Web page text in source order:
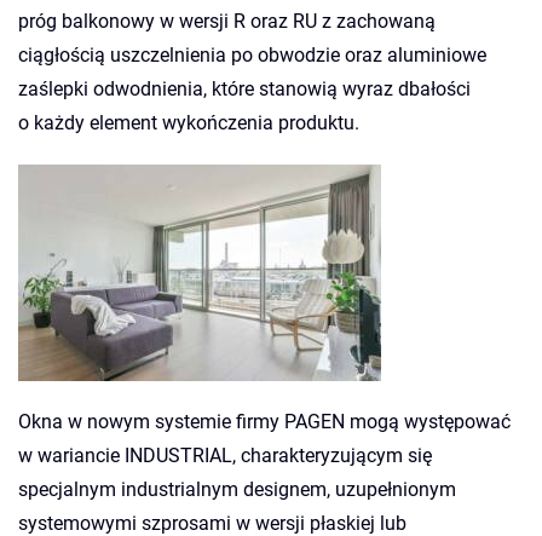
próg balkonowy w wersji R oraz RU z zachowaną
ciągłością uszczelnienia po obwodzie oraz aluminiowe
zaślepki odwodnienia, które stanowią wyraz dbałości
o każdy element wykończenia produktu.
Okna w nowym systemie firmy PAGEN mogą występować
w wariancie INDUSTRIAL, charakteryzującym się
specjalnym industrialnym designem, uzupełnionym
systemowymi szprosami w wersji płaskiej lub